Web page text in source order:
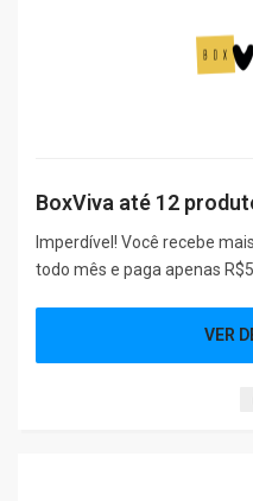
BoxViva até 12
Imperdível! Você recebe
todo mês e paga apenas
VER